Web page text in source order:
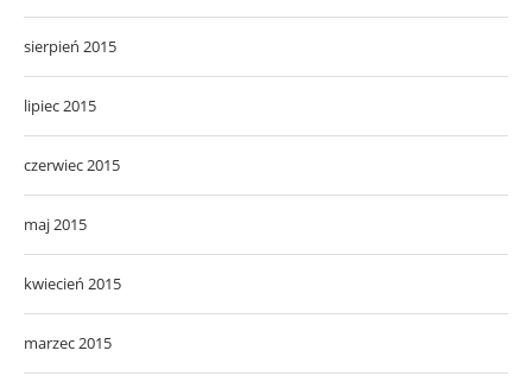
sierpień 2015
lipiec 2015
czerwiec 2015
maj 2015
kwiecień 2015
marzec 2015